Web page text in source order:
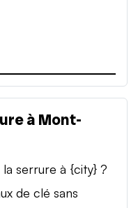
à Mont-
serrure à {city} ?
de clé sans